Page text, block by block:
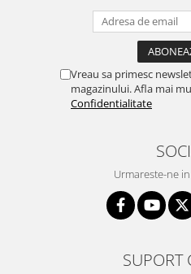
Vreau sa primesc
magazinului. Afla mai
Confidentialitate
Urmareste-ne
SUPORT